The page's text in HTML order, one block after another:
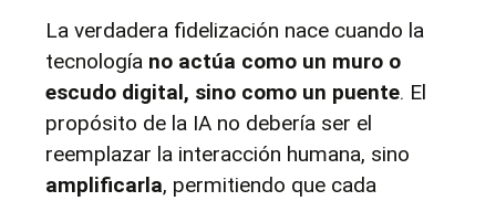
La verdadera fidelización nace cuando la
tecnología no actúa como un muro o
escudo digital, sino como un puente. El
propósito de la IA no debería ser el
reemplazar la interacción humana, sino
amplificarla, permitiendo que cada